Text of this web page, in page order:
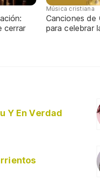
cerrar
Música cristiana
Canciones de
para celebrar
Y En Verdad